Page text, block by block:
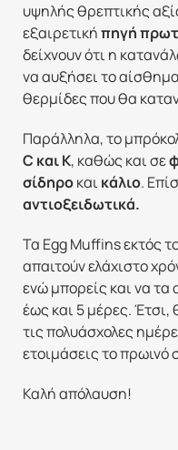
υψηλής θρεπτικής
εξαιρετικήπηγή
δείχνουν ότι η
να αυξήσει το
θερμίδες που θα
Παράλληλα, το
C και K, καθώς και σε
σίδηροκαι κάλιο.
αντιοξειδωτικά.
Τα Egg Muffins εκτός
απαιτούν ελάχιστο
ενώ μπορείς και να τα
έως και 5 μέρες. Έτσι,
τις πολυάσχολες
ετοιμάσεις το πρωινό
Καλή απόλαυση!